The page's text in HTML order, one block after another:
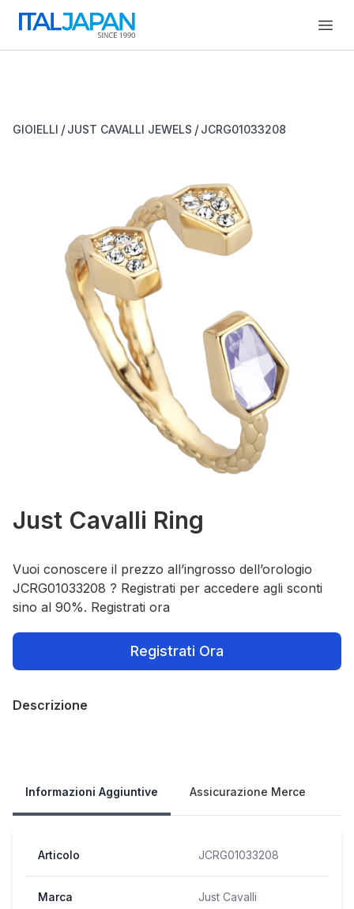
GIOIELLI / JUST CAVALLI JEWELS / JCRG01033208
Just Cavalli Ring
Vuoi conoscere il prezzo all’ingrosso dell’orologio
JCRG01033208 ? Registrati per accedere agli sconti
sino al 90%. Registrati ora
Registrati Ora
Descrizione
Informazioni Aggiuntive Assicurazione Merce
Articolo JCRG01033208
Marca Just Cavalli